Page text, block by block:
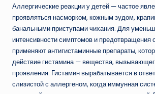
Аллергические реакции у детей — частое
проявляться насморком, кожным зудом,
банальными приступами чихания. Для
интенсивности симптомов и предотвращения
применяют антигистаминные препараты,
действие гистамина — вещества,
проявления. Гистамин вырабатывается в
слизистой с аллергеном, когда иммунная